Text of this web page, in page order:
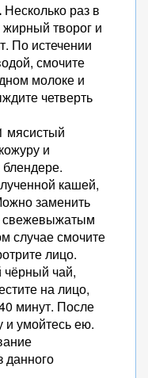
Несколько раз в
творог и
По истечении
смочите
молоке и
четверть
мясистый
и
блендере.
кашей,
заменить
свежевыжатым
случае смочите
лицо.
чёрный чай,
на лицо,
минут. После
и умойтесь ею.
данного